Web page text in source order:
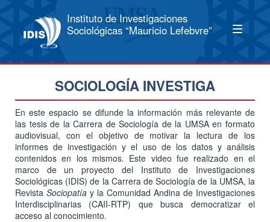
Instituto de Investigaciones
Sociológicas “Mauricio Lefebvre”
SOCIOLOGÍA INVESTIGA
En este espacio se difunde la información más relevante de
las tesis de la Carrera de Sociología de la UMSA en formato
audiovisual, con el objetivo de motivar la lectura de los
informes de investigación y el uso de los datos y análisis
contenidos en los mismos. Este video fue realizado en el
marco de un proyecto del Instituto de Investigaciones
Sociológicas (IDIS) de la Carrera de Sociología de la UMSA, la
Revista Sociopatía y la Comunidad Andina de Investigaciones
Interdisciplinarias (CAII-RTP) que busca democratizar el
acceso al conocimiento.